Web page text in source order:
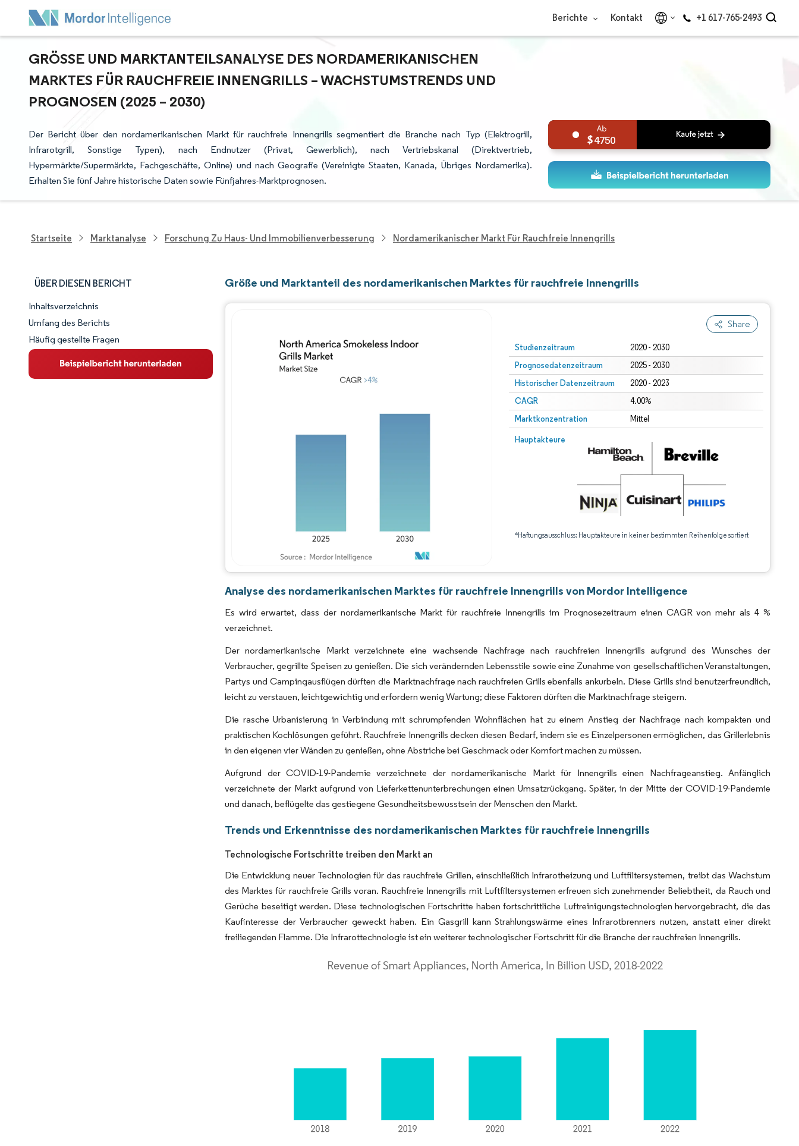
Berichte Kontakt +1 617-765-2493
GRÖSSE UND MARKTANTEILSANALYSE DES NORDAMERIKANISCHEN M
ARKTES FÜR RAUCHFREIE INNENGRILLS – WACHSTUMSTRENDS UND P
ROGNOSEN (2025 – 2030)
Der Bericht über den nordamerikanischen Markt für rauchfreie Innengrills segmentiert die Branche nach Typ (Elektrogrill,
Infrarotgrill, Sonstige Typen), nach Endnutzer (Privat, Gewerblich), nach Vertriebskanal (Direktvertrieb,
Hypermärkte/Supermärkte, Fachgeschäfte, Online) und nach Geografie (Vereinigte Staaten, Kanada, Übriges Nordamerika).
Erhalten Sie fünf Jahre historische Daten sowie Fünfjahres-Marktprognosen.
4750
Startseite Marktanalyse Forschung Zu Haus- Und Immobilienverbesserung Nordamerikanischer Markt Für Rauchfreie Innengrills
ÜBER DIESEN BERICHT
Marktschnappschuss
Marktübersicht
Wichtige Markttrends
Inhaltsverzeichnis
Umfang des Berichts
Häufig gestellte Fragen
Größe und Marktanteil des nordamerikanischen Marktes für rauchfreie Innengrills
Share
Studienzeitraum 2020 - 2030
Prognosedatenzeitraum 2025 - 2030
Historischer Datenzeitraum 2020 - 2023
CAGR 4.00%
Marktkonzentration Mittel
Hauptakteure
*Haftungsausschluss: Hauptakteure in keiner bestimmten Reihenfolge sortiert
Analyse des nordamerikanischen Marktes für rauchfreie Innengrills von Mordor Intelligence
Es wird erwartet, dass der nordamerikanische Markt für rauchfreie Innengrills im Prognosezeitraum einen CAGR von mehr als 4 %
verzeichnet.
Der nordamerikanische Markt verzeichnete eine wachsende Nachfrage nach rauchfreien Innengrills aufgrund des Wunsches der
Verbraucher, gegrillte Speisen zu genießen. Die sich verändernden Lebensstile sowie eine Zunahme von gesellschaftlichen Veranstaltungen,
Partys und Campingausflügen dürften die Marktnachfrage nach rauchfreien Grills ebenfalls ankurbeln. Diese Grills sind benutzerfreundlich,
leicht zu verstauen, leichtgewichtig und erfordern wenig Wartung; diese Faktoren dürften die Marktnachfrage steigern.
Die rasche Urbanisierung in Verbindung mit schrumpfenden Wohnflächen hat zu einem Anstieg der Nachfrage nach kompakten und
praktischen Kochlösungen geführt. Rauchfreie Innengrills decken diesen Bedarf, indem sie es Einzelpersonen ermöglichen, das Grillerlebnis
in den eigenen vier Wänden zu genießen, ohne Abstriche bei Geschmack oder Komfort machen zu müssen.
Aufgrund der COVID-19-Pandemie verzeichnete der nordamerikanische Markt für Innengrills einen Nachfrageanstieg. Anfänglich
verzeichnete der Markt aufgrund von Lieferkettenunterbrechungen einen Umsatzrückgang. Später, in der Mitte der COVID-19-Pandemie
und danach, beflügelte das gestiegene Gesundheitsbewusstsein der Menschen den Markt.
Trends und Erkenntnisse des nordamerikanischen Marktes für rauchfreie Innengrills
Technologische Fortschritte treiben den Markt an
Die Entwicklung neuer Technologien für das rauchfreie Grillen, einschließlich Infrarotheizung und Luftfiltersystemen, treibt das Wachstum
des Marktes für rauchfreie Grills voran. Rauchfreie Innengrills mit Luftfiltersystemen erfreuen sich zunehmender Beliebtheit, da Rauch und
Gerüche beseitigt werden. Diese technologischen Fortschritte haben fortschrittliche Luftreinigungstechnologien hervorgebracht, die das
Kaufinteresse der Verbraucher geweckt haben. Ein Gasgrill kann Strahlungswärme eines Infrarotbrenners nutzen, anstatt einer direkt
freiliegenden Flamme. Die Infrarottechnologie ist ein weiterer technologischer Fortschritt für die Branche der rauchfreien Innengrills.